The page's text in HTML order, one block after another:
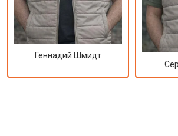
Геннадий Шмидт